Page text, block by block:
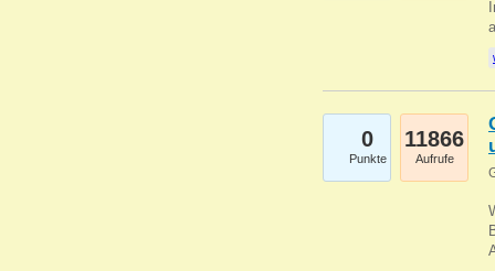
0
Punkte
11866
Aufrufe